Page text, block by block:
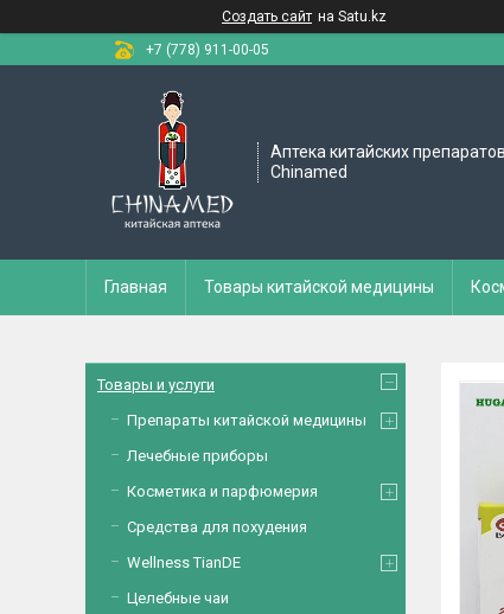
Создать сайт на Satu.kz
+7 (778) 911-00-05
Аптека китайских препаратов
Chinamed
Главная Товары китайской медицины
Товары и услуги
Препараты китайской медицины
Лечебные приборы
Косметика и парфюмерия
Средства для похудения
Wellness TianDE
Целебные чаи